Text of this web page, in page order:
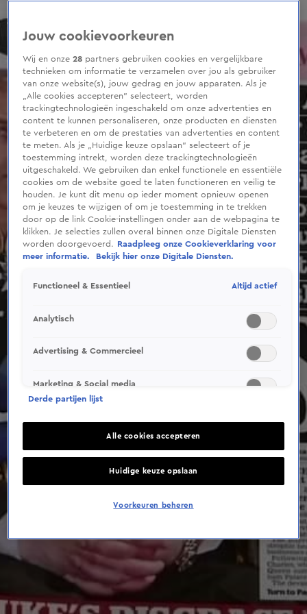
seconds
of
10
seconds
Jouw cookievoorkeuren
Wij en onze28 partners gebruiken cookies en vergelijkbare
technieken om informatie te verzamelen over jou als gebruiker
van onze website(s), jouw gedrag en jouw apparaten. Als je
„Alle cookies accepteren” selecteert, worden
trackingtechnologieën ingeschakeld om onze advertenties en
content te kunnen personaliseren, onze producten en diensten
te verbeteren en om de prestaties van advertenties en content
te meten. Als je „Huidige keuze opslaan” selecteert of je
toestemming intrekt, worden deze trackingtechnologieën
uitgeschakeld. We gebruiken dan enkel functionele en essentiële
cookies om de website goed te laten functioneren en veilig te
houden. Je kunt dit menu op ieder moment opnieuw openen
om je keuzes te wijzigen of om je toestemming in te trekken
door op de link Cookie-instellingen onder aan de webpagina te
klikken. Je selecties zullen overal binnen onze Digitale Diensten
worden doorgevoerd.
Raadpleeg onze Cookieverklaring voor
meer informatie.
Bekijk hier onze Digitale Diensten.
Functioneel & Essentieel Altijd actief
Analytisch
Advertising & Commercieel
Marketing & Social media
Derde partijen lijst
Alle cookies accepteren
Huidige keuze opslaan
Voorkeuren beheren